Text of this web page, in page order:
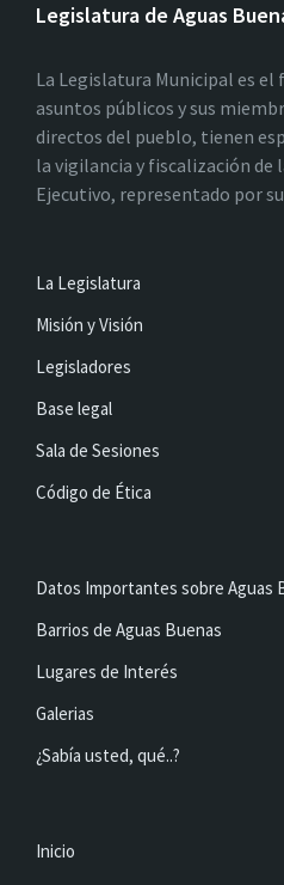
Legislatura de Aguas
La Legislatura Municipal es el
asuntos públicos y sus
directos del pueblo, tienen
la vigilancia y fiscalización de
Ejecutivo, representado por
La Legislatura
Misión y Visión
Legisladores
Base legal
Sala de Sesiones
Código de Ética
Datos Importantes sobre Aguas
Barrios de Aguas Buenas
Lugares de Interés
Galerias
¿Sabía usted, qué..?
Inicio